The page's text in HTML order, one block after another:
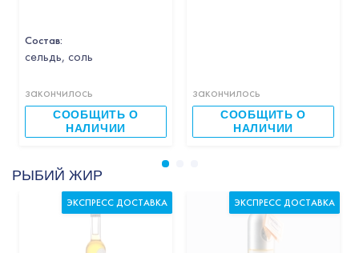
Состав:
cельдь, соль
закончилось
СООБЩИТЬ О
НАЛИЧИИ
закончилось
СООБЩИТЬ О
НАЛИЧИИ
РЫБИЙ ЖИР
ЭКСПРЕСС ДОСТАВКА ЭКСПРЕСС ДОСТАВКА